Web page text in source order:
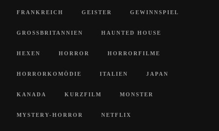
FRANKREICH GEISTER GEWINNSPIEL
GROSSBRITANNIEN HAUNTED HOUSE
HEXEN HORROR HORRORFILME
HORRORKOMÖDIE ITALIEN JAPAN
KANADA KURZFILM MONSTER
MYSTERY-HORROR NETFLIX